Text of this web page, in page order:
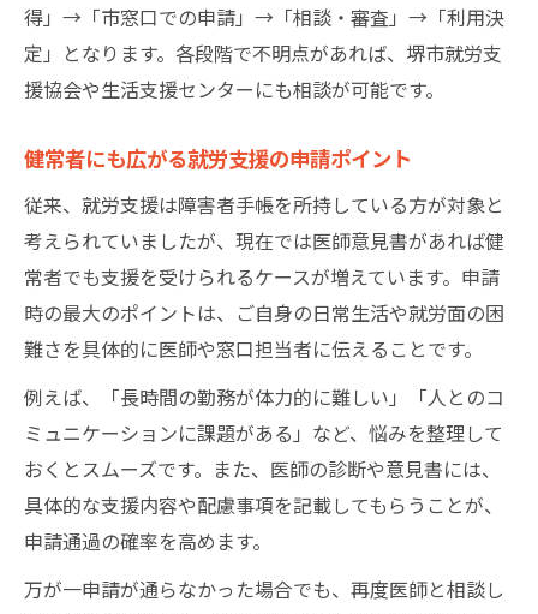
得」→「市窓口での申請」→「相談・審査」→「利用決
定」となります。各段階で不明点があれば、堺市就労支
援協会や生活支援センターにも相談が可能です。
健常者にも広がる就労支援の申請ポイント
従来、就労支援は障害者手帳を所持している方が対象と
考えられていましたが、現在では医師意見書があれば健
常者でも支援を受けられるケースが増えています。申請
時の最大のポイントは、ご自身の日常生活や就労面の困
難さを具体的に医師や窓口担当者に伝えることです。
例えば、「長時間の勤務が体力的に難しい」「人とのコ
ミュニケーションに課題がある」など、悩みを整理して
おくとスムーズです。また、医師の診断や意見書には、
具体的な支援内容や配慮事項を記載してもらうことが、
申請通過の確率を高めます。
万が一申請が通らなかった場合でも、再度医師と相談し